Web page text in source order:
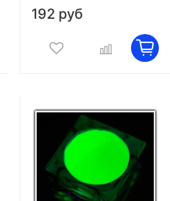
192 руб